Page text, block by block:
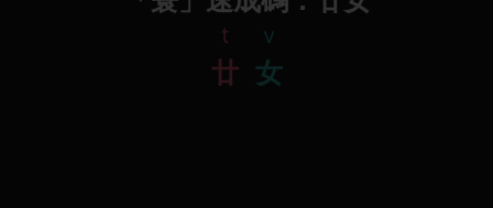
t
廿
v
女